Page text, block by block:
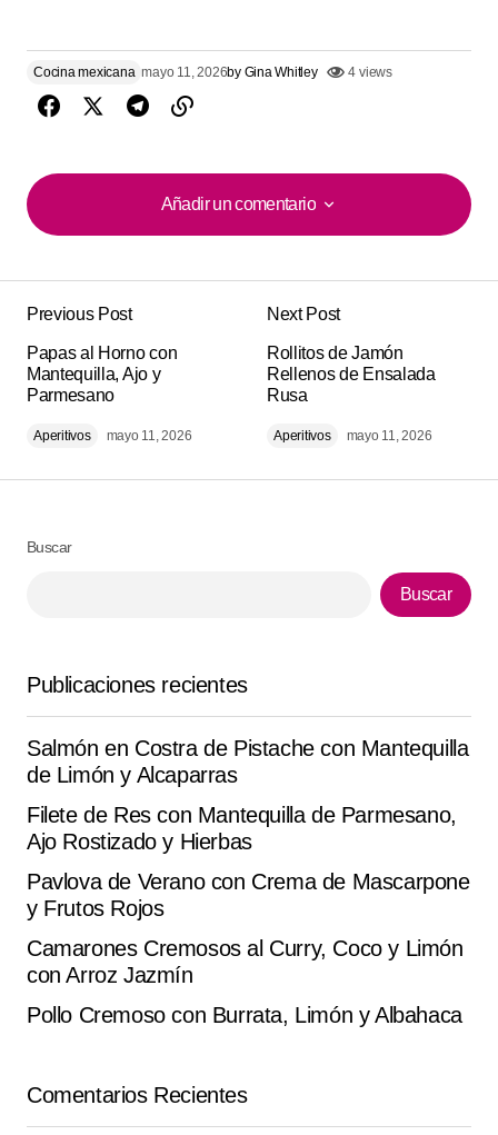
Cocina mexicana mayo 11, 2026by Gina Whitley 4 views
Añadir un comentario
Añadir un comentario
publicada. Los campos obligatorios están
marcados con
Comment*
Submit Comment
Previous Post
Papas al Horno con
Mantequilla, Ajo y
Parmesano
Aperitivos mayo 11, 2026
Next Post
Rollitos de Jamón
Rellenos de Ensalada
Rusa
Aperitivos mayo 11, 2026
Buscar
Buscar
Publicaciones recientes
Salmón en Costra de Pistache con Mantequilla
de Limón y Alcaparras
Filete de Res con Mantequilla de Parmesano,
Ajo Rostizado y Hierbas
Pavlova de Verano con Crema de Mascarpone
y Frutos Rojos
Camarones Cremosos al Curry, Coco y Limón
con Arroz Jazmín
Pollo Cremoso con Burrata, Limón y Albahaca
Comentarios Recientes